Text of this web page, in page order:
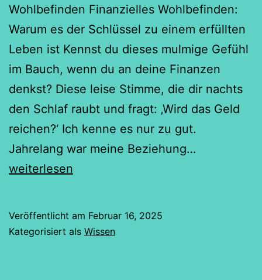
Wohlbefinden Finanzielles Wohlbefinden:
Warum es der Schlüssel zu einem erfüllten
Leben ist Kennst du dieses mulmige Gefühl
im Bauch, wenn du an deine Finanzen
denkst? Diese leise Stimme, die dir nachts
den Schlaf raubt und fragt: ‚Wird das Geld
reichen?‘ Ich kenne es nur zu gut.
Jahrelang war meine Beziehung…
weiterlesen
Veröffentlicht am Februar 16, 2025
Kategorisiert als Wissen